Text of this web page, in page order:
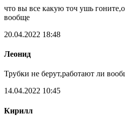
что вы все какую точ ушь
вообще
20.04.2022 18:48
Леонид
Трубки не берут,работают ли
14.04.2022 10:45
Кирилл